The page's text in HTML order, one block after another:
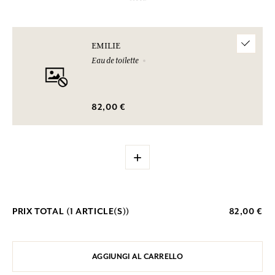
EMILIE
Eau de toilette
82,00 €
+
PRIX TOTAL (1 ARTICLE(S)) 82,00 €
AGGIUNGI AL CARRELLO